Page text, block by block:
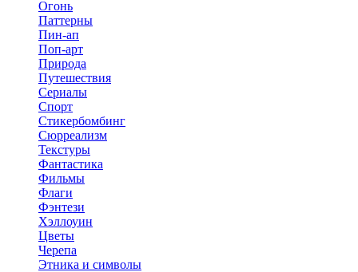
Огонь
Паттерны
Пин-ап
Поп-арт
Природа
Путешествия
Сериалы
Спорт
Стикербомбинг
Сюрреализм
Текстуры
Фантастика
Фильмы
Флаги
Фэнтези
Хэллоуин
Цветы
Черепа
Этника и символы